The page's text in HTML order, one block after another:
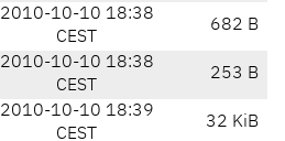
2010-10-10 18:38
CEST
682 B
2010-10-10 18:38
CEST
253 B
2010-10-10 18:39
CEST
32 KiB